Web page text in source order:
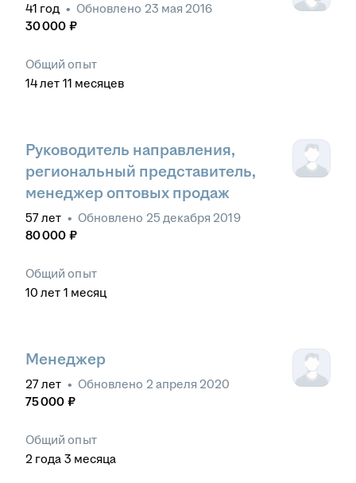
41 год • Обновлено 23 мая 2016
30 000 ₽
Общий опыт
14лет 11 месяцев
Руководитель направления,
региональный представитель,
менеджер оптовых продаж
57лет • Обновлено 25 декабря 2019
80 000 ₽
Общий опыт
10 лет 1 месяц
Менеджер
27лет • Обновлено 2 апреля 2020
75 000 ₽
Общий опыт
2 года 3 месяца